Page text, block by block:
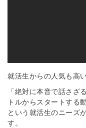
就活生からの人気も高
「絶対に本音で話さざ
トルからスタートする
という就活生のニーズ
す。